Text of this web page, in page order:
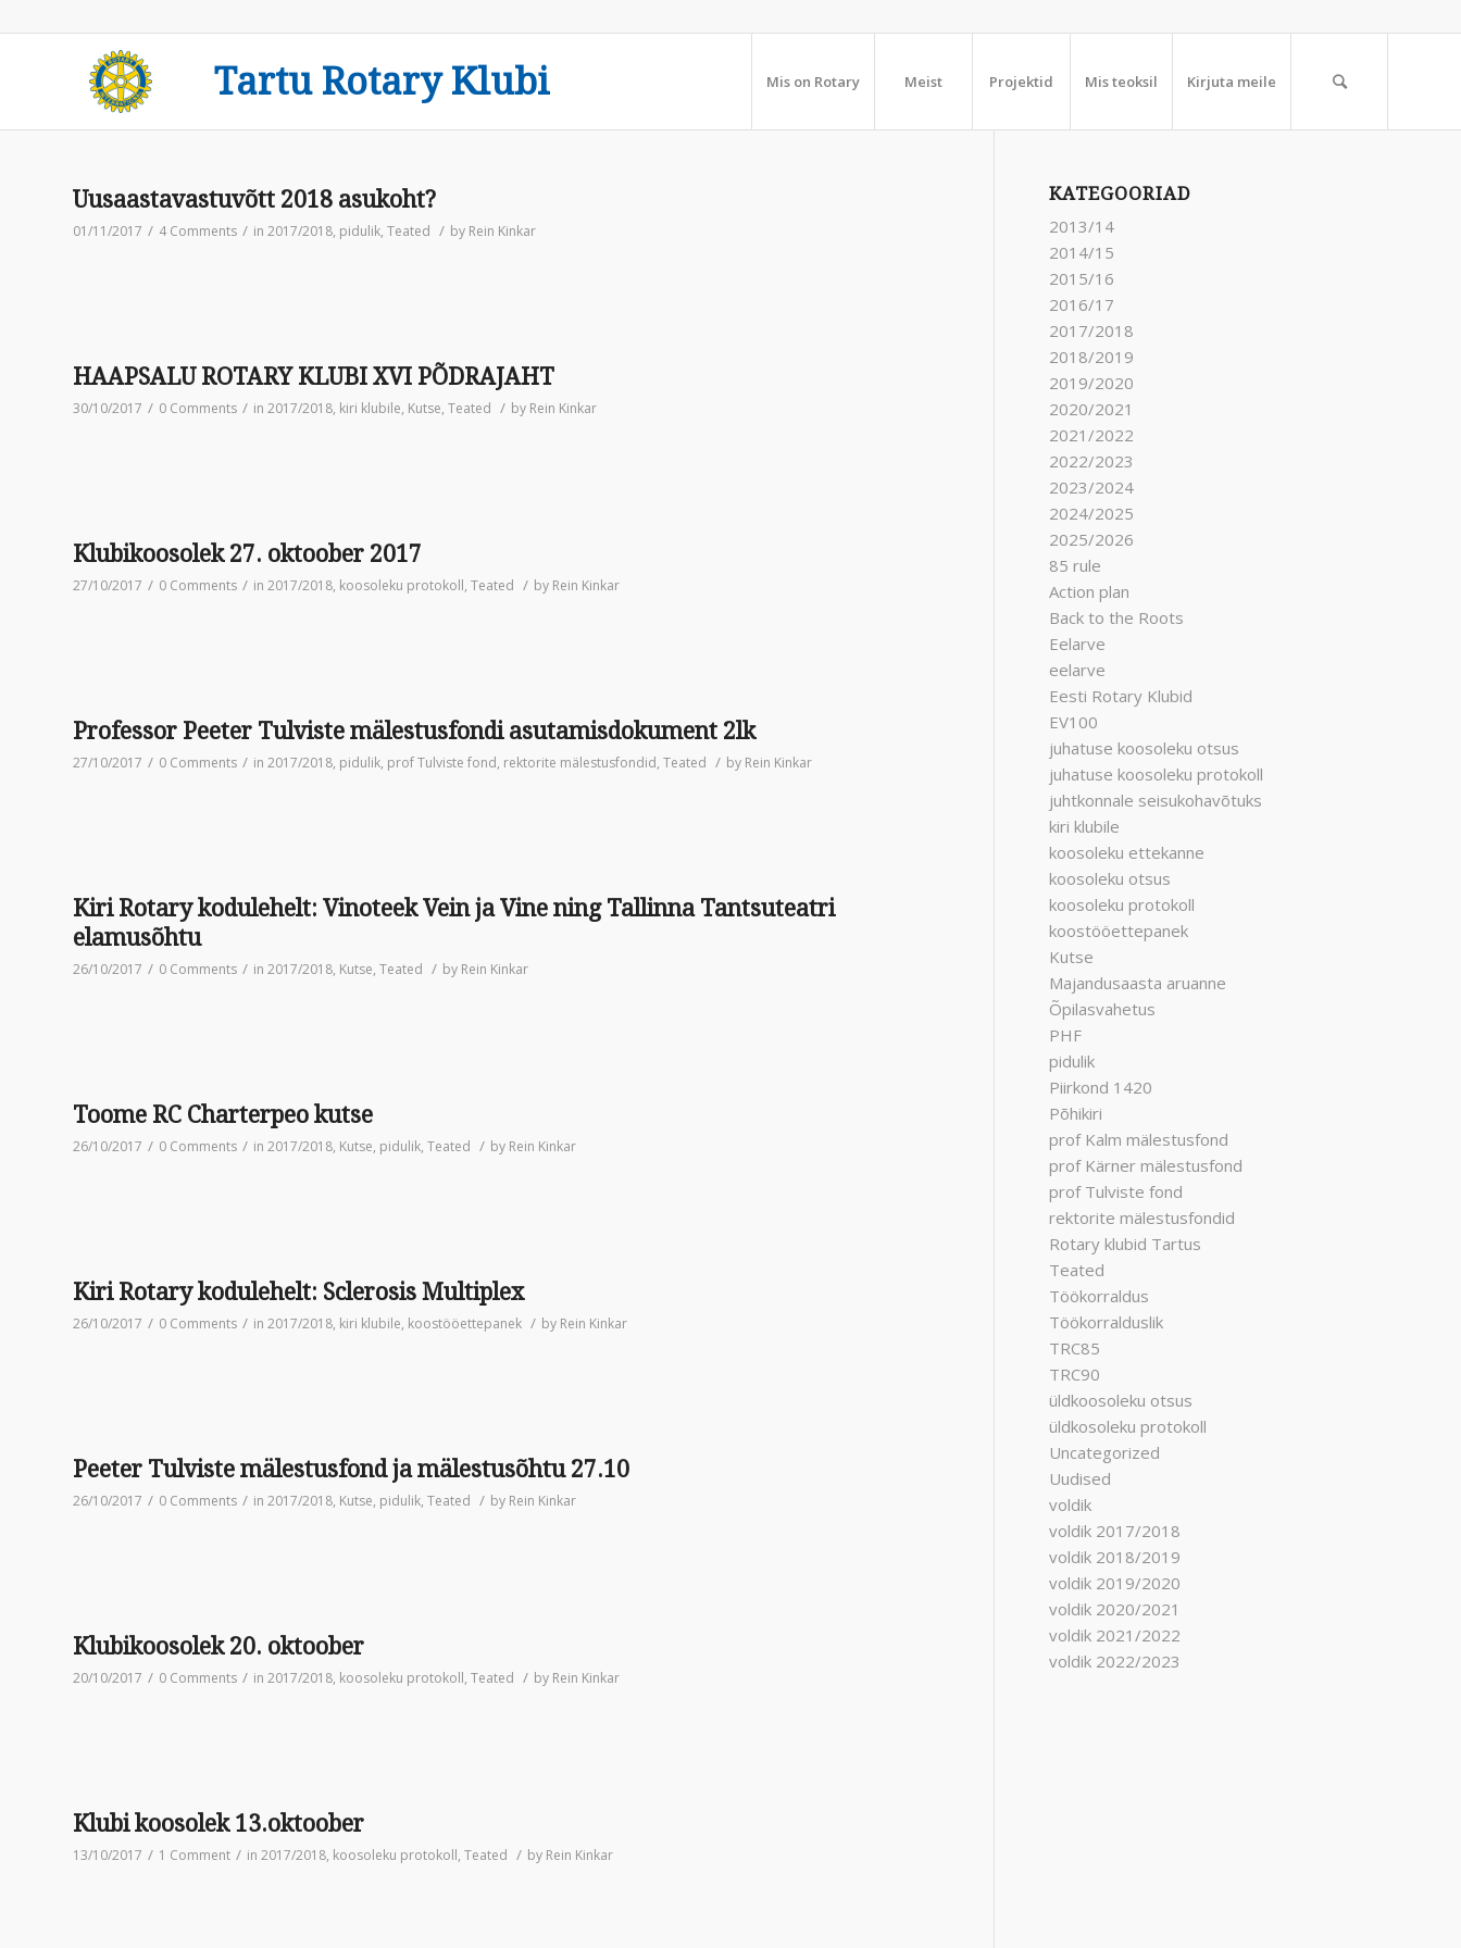
Tartu Rotary Klubi Mis on Rotary Meist Projektid Mis teoksil Kirjuta meile
Uusaastavastuvõtt 2018 asukoht?
01/11/2017 / 4 Comments / in 2017/2018, pidulik, Teated / by Rein Kinkar
HAAPSALU ROTARY KLUBI XVI PÕDRAJAHT
30/10/2017 / 0 Comments / in 2017/2018, kiri klubile, Kutse, Teated / by Rein Kinkar
Klubikoosolek 27. oktoober 2017
27/10/2017 / 0 Comments / in 2017/2018, koosoleku protokoll, Teated / by Rein Kinkar
Professor Peeter Tulviste mälestusfondi asutamisdokument 2lk
27/10/2017 / 0 Comments / in 2017/2018, pidulik, prof Tulviste fond, rektorite mälestusfondid, Teated / by Rein Kinkar
Kiri Rotary kodulehelt: Vinoteek Vein ja Vine ning Tallinna Tantsuteatri
elamusõhtu
26/10/2017 / 0 Comments / in 2017/2018, Kutse, Teated / by Rein Kinkar
Toome RC Charterpeo kutse
26/10/2017 / 0 Comments / in 2017/2018, Kutse, pidulik, Teated / by Rein Kinkar
Kiri Rotary kodulehelt: Sclerosis Multiplex
26/10/2017 / 0 Comments / in 2017/2018, kiri klubile, koostööettepanek / by Rein Kinkar
Peeter Tulviste mälestusfond ja mälestusõhtu 27.10
26/10/2017 / 0 Comments / in 2017/2018, Kutse, pidulik, Teated / by Rein Kinkar
Klubikoosolek 20. oktoober
20/10/2017 / 0 Comments / in 2017/2018, koosoleku protokoll, Teated / by Rein Kinkar
Klubi koosolek 13.oktoober
13/10/2017 / 1 Comment / in 2017/2018, koosoleku protokoll, Teated / by Rein Kinkar
KATEGOORIAD
2013/14
2014/15
2015/16
2016/17
2017/2018
2018/2019
2019/2020
2020/2021
2021/2022
2022/2023
2023/2024
2024/2025
2025/2026
85 rule
Action plan
Back to the Roots
Eelarve
eelarve
Eesti Rotary Klubid
EV100
juhatuse koosoleku otsus
juhatuse koosoleku protokoll
juhtkonnale seisukohavõtuks
kiri klubile
koosoleku ettekanne
koosoleku otsus
koosoleku protokoll
koostööettepanek
Kutse
Majandusaasta aruanne
Õpilasvahetus
PHF
pidulik
Piirkond 1420
Põhikiri
prof Kalm mälestusfond
prof Kärner mälestusfond
prof Tulviste fond
rektorite mälestusfondid
Rotary klubid Tartus
Teated
Töökorraldus
Töökorralduslik
TRC85
TRC90
üldkoosoleku otsus
üldkosoleku protokoll
Uncategorized
Uudised
voldik
voldik 2017/2018
voldik 2018/2019
voldik 2019/2020
voldik 2020/2021
voldik 2021/2022
voldik 2022/2023